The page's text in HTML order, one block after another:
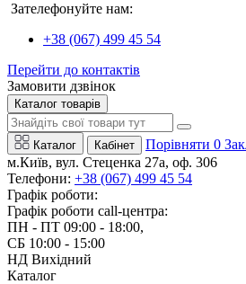
Зателефонуйте нам:
+38 (067) 499 45 54
Перейти до контактів
Замовити дзвінок
Каталог товарів
Каталог Кабінет Порівняти 0
м.Київ, вул. Стеценка 27a, оф. 306
Телефони: +38 (067) 499 45 54
Графік роботи:
Графік роботи call-центра:
ПН - ПТ 09:00 - 18:00,
СБ 10:00 - 15:00
НД Вихідний
Каталог